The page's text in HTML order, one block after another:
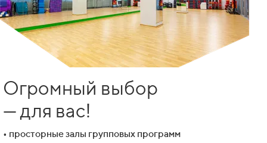
Огромный выбор
— для вас!
• просторные залы групповых программ